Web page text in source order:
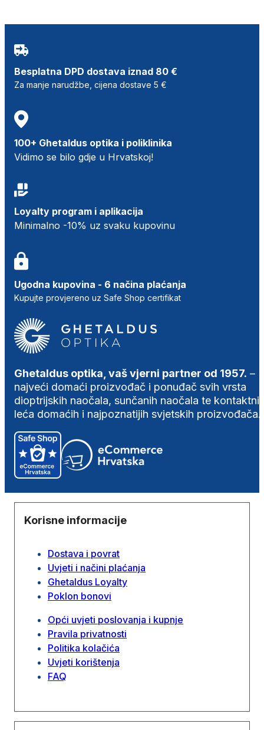
Besplatna DPD dostava iznad 80 €
Za manje narudžbe, cijena dostave 5 €
100+ Ghetaldus optika i poliklinika
Vidimo se bilo gdje u Hrvatskoj!
Loyalty program i aplikacija
Minimalno -10% uz svaku kupovinu
Ugodna kupovina - 6 načina plaćanja
Kupujte provjereno uz Safe Shop certifikat
Ghetaldus optika, vaš vjerni partner od 1957. –
najveći domaći proizvođač i ponuđač svih vrsta
dioptrijskih naočala, sunčanih naočala te
leća domaćih i najpoznatijih svjetskih proizvođača.
Korisne informacije
Dostava i povrat
Uvjeti i načini plaćanja
Ghetaldus Loyalty
Poklon bonovi
Opći uvjeti poslovanja i kupnje
Pravila privatnosti
Politika kolačića
Uvjeti korištenja
FAQ